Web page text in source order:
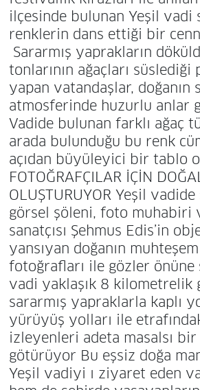
ilçesinde bulunan Yeşil vadi
renklerin dans ettiği bir
Sararmış yaprakların
tonlarının ağaçları
yapan vatandaşlar, doğanın
atmosferinde huzurlu anlar
Vadide bulunan farklı ağaç
arada bulunduğu bu renk
açıdan büyüleyici bir tablo
FOTOĞRAFÇILAR İÇİN
OLUŞTURUYOR Yeşil
görsel şöleni, foto muhabiri
sanatçısı Şehmus Edis’in
yansıyan doğanın
fotoğrafları ile gözler önüne
vadi yaklaşık 8 kilometrelik
sararmış yapraklarla kaplı
yürüyüş yolları ile
izleyenleri adeta masalsı
götürüyor Bu eşsiz doğa
Yeşil vadiyi ı ziyaret eden